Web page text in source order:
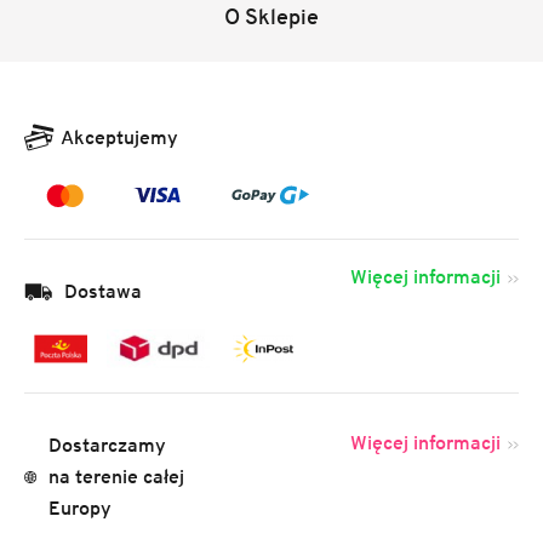
O Sklepie
Akceptujemy
Dostawa
Więcej informacji
Dostarczamy
na terenie całej
Europy
Więcej informacji